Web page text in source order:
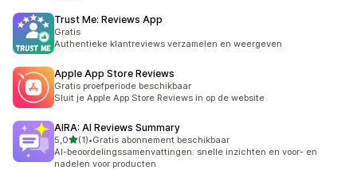
Trust Me: Reviews App
Gratis
Authentieke klantreviews verzamelen en weergeven
Apple App Store Reviews
Gratis proefperiode beschikbaar
Sluit je Apple App Store Reviews in op de website
AIRA: AI Reviews Summary
5,0van 5 sterren
(1)
1 recensies in totaal
•Gratis abonnement beschikbaar
AI-beoordelingssamenvattingen: snelle inzichten en voor- en
nadelen voor producten